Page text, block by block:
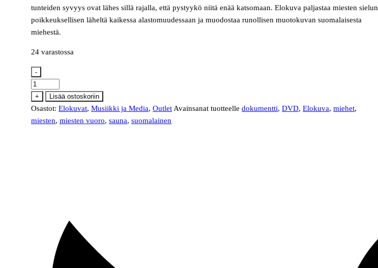
tunteiden syvyys ovat lähes sillä rajalla, että pystyykö niitä enää katsomaan. Elokuva paljastaa miesten sielun
poikkeuksellisen läheltä kaikessa alastomuudessaan ja muodostaa runollisen muotokuvan suomalaisesta
miehestä.
24 varastossa
-
Miesten
vuoro
DVD
elokuva
+ Lisää ostoskoriin
Osastot:Elokuvat,Musiikki ja Media,Outlet Avainsanat tuotteelledokumentti,DVD,Elokuva,miehet,
miesten,miesten vuoro,sauna,suomalainen